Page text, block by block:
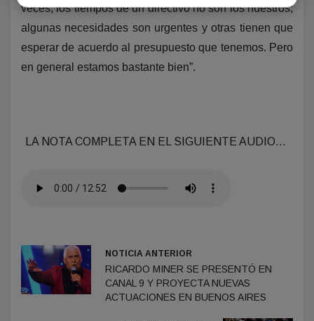
veces, los tiempos de un directivo no son los nuestros;
algunas necesidades son urgentes y otras tienen que
esperar de acuerdo al presupuesto que tenemos. Pero
en general estamos bastante bien”.
LA NOTA COMPLETA EN EL SIGUIENTE AUDIO…
NOTICIA ANTERIOR
RICARDO MINER SE PRESENTÓ EN
CANAL 9 Y PROYECTA NUEVAS
ACTUACIONES EN BUENOS AIRES